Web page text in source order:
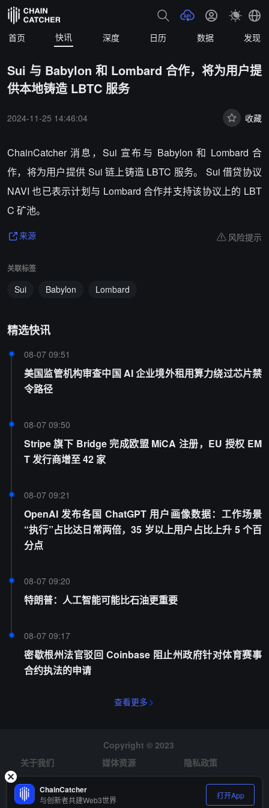
首页 快讯 深度 日历 数据 发现
Sui 与 Babylon 和 Lombard 合作，将为用户提
供本地铸造 LBTC 服务
2024-11-25 14:46:04 收藏
ChainCatcher 消息，Sui 宣布与 Babylon 和 Lombard 合
作，将为用户提供 Sui 链上铸造 LBTC 服务。 Sui 借贷协议
NAVI 也已表示计划与 Lombard 合作并支持该协议上的 LBT
C 矿池。
来源 风险提示
关联标签
Sui Babylon Lombard
精选快讯
08-07 09:51
美国监管机构审查中国 AI 企业境外租用算力绕过芯片禁
令路径
08-07 09:50
Stripe 旗下 Bridge 完成欧盟 MiCA 注册，EU 授权 EM
T 发行商增至 42 家
08-07 09:21
OpenAI 发布各国 ChatGPT 用户画像数据：工作场景
“执行”占比达日常两倍，35 岁以上用户占比上升 5 个百
分点
08-07 09:20
特朗普：人工智能可能比石油更重要
08-07 09:17
密歇根州法官驳回 Coinbase 阻止州政府针对体育赛事
合约执法的申请
查看更多
Copyright © 2023
关于我们
媒体资源
隐私政策
风险提示
招聘
ChainCatcher
与创新者共建Web3世界 打开App